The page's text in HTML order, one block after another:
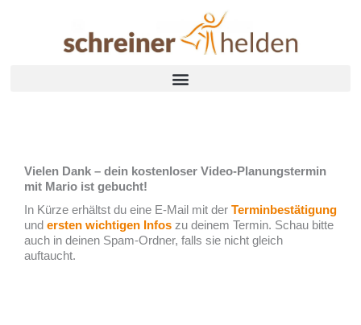
Vielen Dank – dein kostenloser Video-Planungstermin
mit Mario ist gebucht!
In Kürze erhältst du eine E-Mail mit der Terminbestätigung
und ersten wichtigen Infos zu deinem Termin. Schau bitte
auch in deinen Spam-Ordner, falls sie nicht gleich
auftaucht.